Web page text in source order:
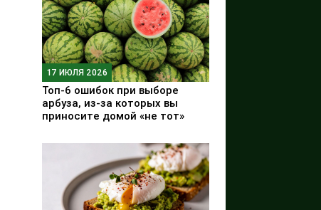
17 ИЮЛЯ 2026
Топ-6 ошибок при выборе
арбуза, из-за которых вы
приносите домой «не тот»